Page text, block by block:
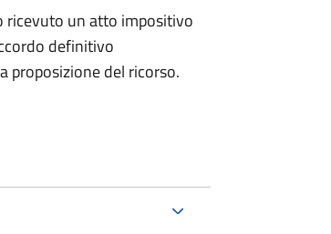
ricevuto un atto impositivo
definitivo
proposizione del ricorso.